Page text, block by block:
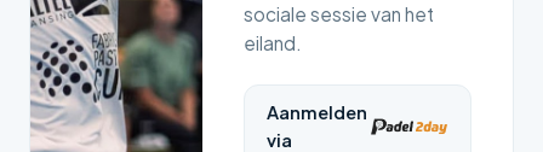
sociale sessie van het
eiland.
Aanmelden
via